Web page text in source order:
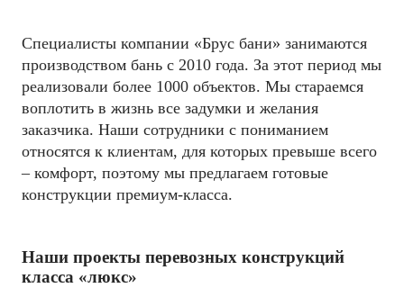
Специалисты компании «Брус бани» занимаются
производством бань с 2010 года. За этот период мы
реализовали более 1000 объектов. Мы стараемся
воплотить в жизнь все задумки и желания
заказчика. Наши сотрудники с пониманием
относятся к клиентам, для которых превыше всего
– комфорт, поэтому мы предлагаем готовые
конструкции премиум-класса.
Наши проекты перевозных конструкций
класса «люкс»